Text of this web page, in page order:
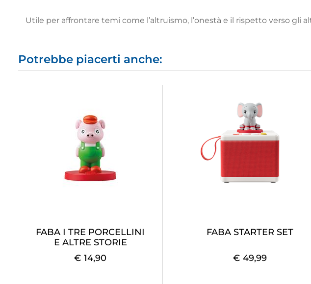
Utile per affrontare temi come l’altruismo, l’onestà e il rispetto verso gli
Potrebbe piacerti anche:
FABA I TRE PORCELLINI
E ALTRE STORIE
€ 14,90
FABA STARTER SET
€ 49,99